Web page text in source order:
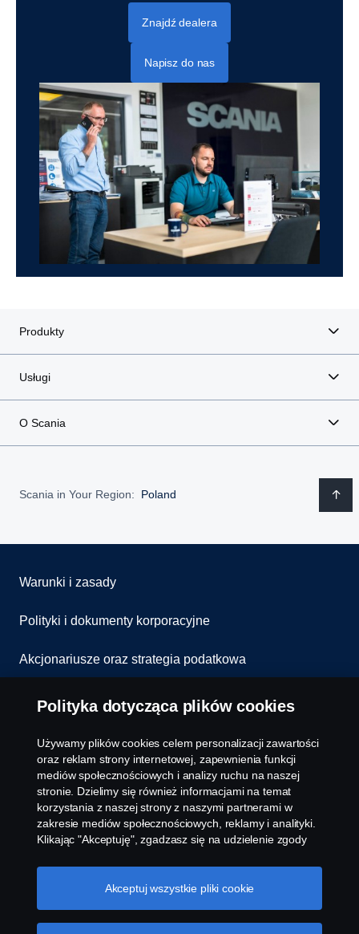
Znajdź dealera
Napisz do nas
Produkty
Usługi
O Scania
Scania in Your Region: Poland
Warunki i zasady
Polityki i dokumenty korporacyjne
Akcjonariusze oraz strategia podatkowa
Informowanie o nieprawidłowościach
Kontakt
Komunikaty
Ustawienie plików cookies
Polityka dotycząca plików cookies
Używamy plików cookies celem personalizacji zawartości
oraz reklam strony internetowej, zapewnienia funkcji
mediów społecznościowych i analizy ruchu na naszej
stronie. Dzielimy się również informacjami na temat
korzystania z naszej strony z naszymi partnerami w
zakresie mediów społecznościowych, reklamy i analityki.
Klikając "Akceptuję", zgadzasz się na udzielenie zgody
się informacjami. Możesz również zarządzać swoimi
plikami cookies, klikając na "Ustawienia plików cookies" i
Akceptuj wszystkie pliki cookie